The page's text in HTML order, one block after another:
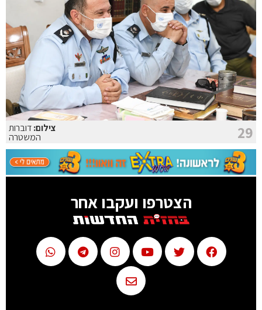
29 צילום:דוברות
המשטרה
הצטרפו ועקבו אחר